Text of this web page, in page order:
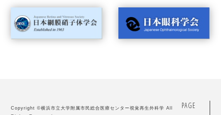
PAGE
Copyright ©横浜市立大学附属市民総合医療センター視覚再生外科学 All